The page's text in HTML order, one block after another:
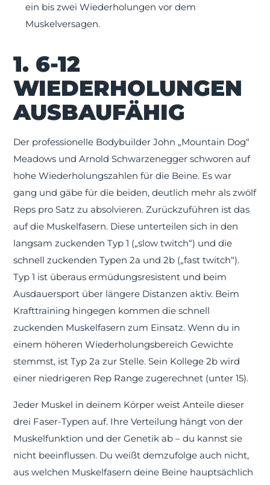
ein bis zwei Wiederholungen vor dem
Muskelversagen.
1. 6-12
WIEDERHOLUNGEN
AUSBAUFÄHIG
Der professionelle Bodybuilder John „Mountain Dog“
Meadows und Arnold Schwarzenegger schworen auf
hohe Wiederholungszahlen für die Beine. Es war
gang und gäbe für die beiden, deutlich mehr als zwölf
Reps pro Satz zu absolvieren. Zurückzuführen ist das
auf die Muskelfasern. Diese unterteilen sich in den
langsam zuckenden Typ 1 („slow twitch“) und die
schnell zuckenden Typen 2a und 2b („fast twitch“).
Typ 1 ist überaus ermüdungsresistent und beim
Ausdauersport über längere Distanzen aktiv. Beim
Krafttraining hingegen kommen die schnell
zuckenden Muskelfasern zum Einsatz. Wenn du in
einem höheren Wiederholungsbereich Gewichte
stemmst, ist Typ 2a zur Stelle. Sein Kollege 2b wird
einer niedrigeren Rep Range zugerechnet (unter 15).
Jeder Muskel in deinem Körper weist Anteile dieser
drei Faser-Typen auf. Ihre Verteilung hängt von der
Muskelfunktion und der Genetik ab – du kannst sie
nicht beeinflussen. Du weißt demzufolge auch nicht,
aus welchen Muskelfasern deine Beine hauptsächlich